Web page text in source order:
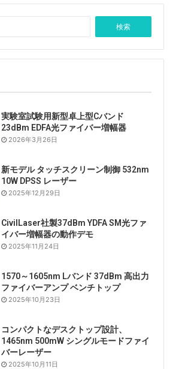
索
:
実験室試験用新型卓上型Cバンド
23dBm EDFA光ファイバー増幅器
2026年3月26日
新モデル タッチスクリーン制御 532nm
10W DPSS レーザー
2025年12月29日
CivilLaser社製37dBm YDFA SM光ファ
イバー増幅器の動作デモ
2025年11月24日
1570～1605nm Lバンド 37dBm 高出力
ファイバーアンプ ベンチトップ
2025年10月23日
コンパクトなデスクトップ設計、
1465nm 500mW シングルモードファイ
バーレーザー
2025年10月11日